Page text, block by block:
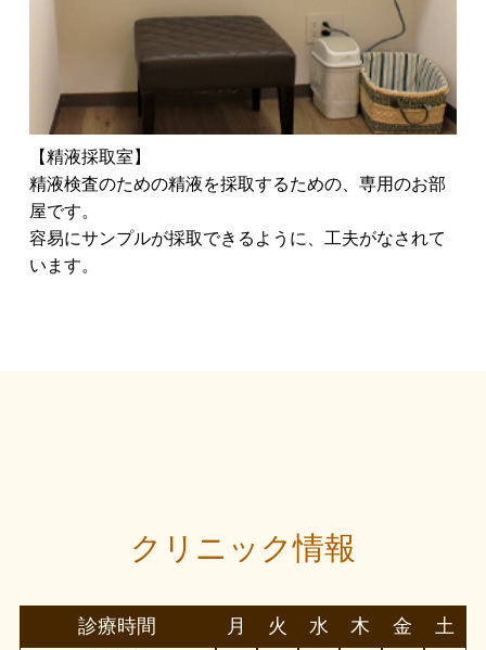
【精液採取室】
精液検査のための精液を採取するための、専用のお部
屋です。
容易にサンプルが採取できるように、工夫がなされて
います。
クリニック情報
診療時間 月 火 水 木 金
土